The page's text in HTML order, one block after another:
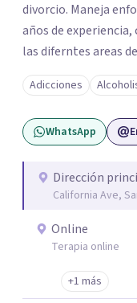
divorcio. Maneja
años de
las diferntes areas
Adicciones
WhatsApp
Dirección
California Ave,
Online
Terapia online
+1 más